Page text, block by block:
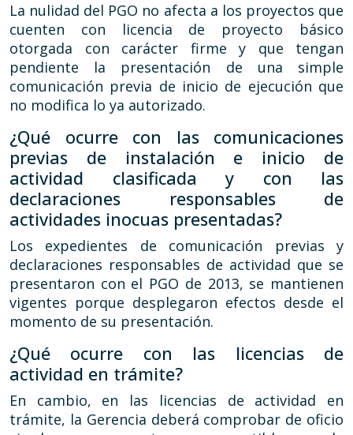
La nulidad del PGO no afecta a los proyectos que
cuenten con licencia de proyecto básico
otorgada con carácter firme y que tengan
pendiente la presentación de una simple
comunicación previa de inicio de ejecución que
no modifica lo ya autorizado.
¿Qué ocurre con las comunicaciones
previas de instalación e inicio de
actividad clasificada y con las
declaraciones responsables de
actividades inocuas presentadas?
Los expedientes de comunicación previas y
declaraciones responsables de actividad que se
presentaron con el PGO de 2013, se mantienen
vigentes porque desplegaron efectos desde el
momento de su presentación.
¿Qué ocurre con las licencias de
actividad en trámite?
En cambio, en las licencias de actividad en
trámite, la Gerencia deberá comprobar de oficio